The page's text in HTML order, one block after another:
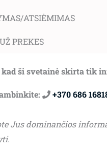
ATSIĖMIMAS
PREKES
kad ši svetainė skirta tik
+370 686
Jus dominančios